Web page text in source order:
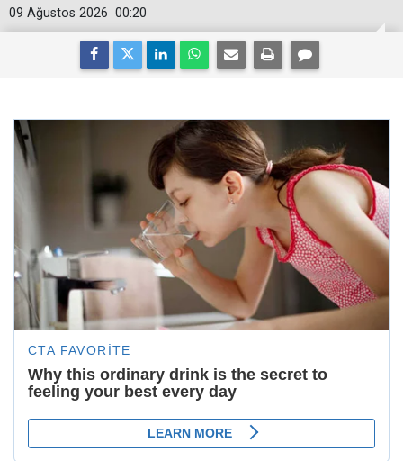
00:20
09 Ağustos 2026